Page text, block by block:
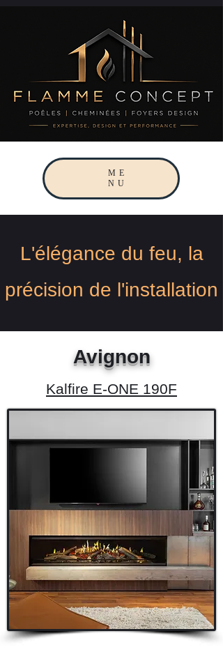
ME
NU
L'élégance du feu, la
précision de l'installation
Avignon
Kalfire E-ONE 190F